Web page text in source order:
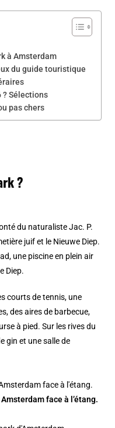
à Amsterdam
du guide touristique
? Sélections
pas chers
?
du naturaliste Jac. P.
juif et le Nieuwe Diep.
une piscine en plein air
Diep.
courts de tennis, une
des aires de barbecue,
à pied. Sur les rives du
gin et une salle de
face à l’étang.